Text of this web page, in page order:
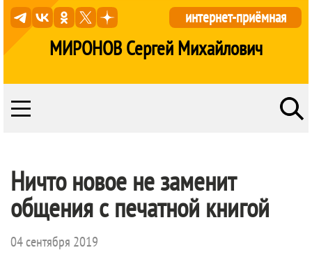
МИРОНОВ Сергей Михайлович
интернет-приёмная
Ничто новое не заменит
общения с печатной книгой
04 сентября 2019